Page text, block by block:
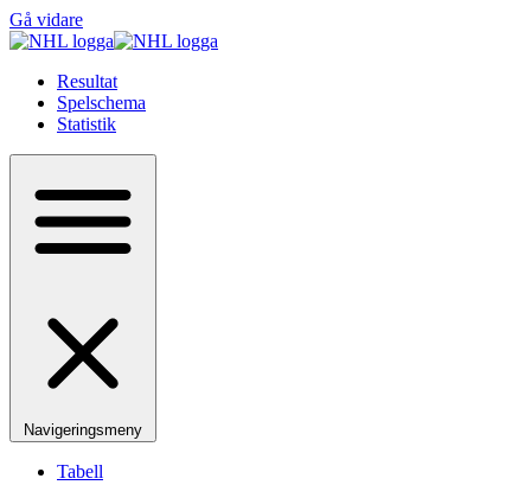
Gå vidare
Resultat
Spelschema
Statistik
Navigeringsmeny
Tabell